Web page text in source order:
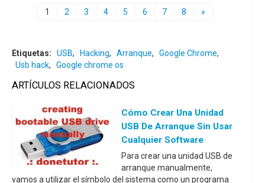
1 2 3 4 5 6 7 8 »
Etiquetas: USB, Hacking, Arranque, Google Chrome,
Usb hack, Google chrome os
ARTÍCULOS RELACIONADOS
Cómo Crear Una Unidad
USB De Arranque Sin Usar
Cualquier Software
Para crear una unidad USB de
arranque manualmente,
vamos a utilizar el símbolo del sistema como un programa